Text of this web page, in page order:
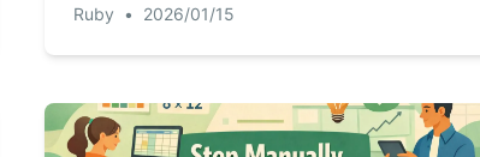
る。
Ruby • 2026/01/15